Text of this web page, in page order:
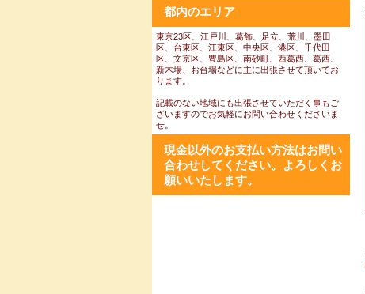
都内のエリア
東京23区、江戸川、葛飾、足立、荒川、墨田
区、台東区、江東区、中央区、港区、千代田
区、文京区、豊島区、南砂町、西葛西、葛西、
新木場、お台場などに主に出張させて頂いてお
ります。
記載のない地域にも出張させていただく事もご
ざいますのでお気軽にお問い合わせくださいま
せ。
現金以外のお支払い方法はお問い
合わせしてください。よろしくお
願いいたします。